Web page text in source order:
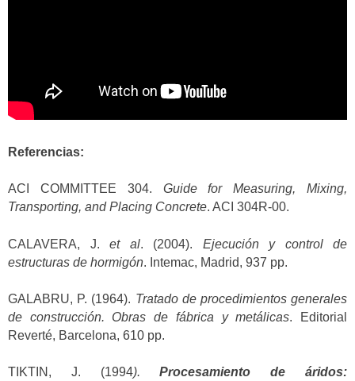
Referencias:
ACI COMMITTEE 304. Guide for Measuring, Mixing,
Transporting, and Placing Concrete. ACI 304R-00.
CALAVERA, J. et al. (2004). Ejecución y control de
estructuras de hormigón. Intemac, Madrid, 937 pp.
GALABRU, P. (1964). Tratado de procedimientos generales
de construcción. Obras de fábrica y metálicas. Editorial
Reverté, Barcelona, 610 pp.
TIKTIN, J. (1994).Procesamiento de áridos: